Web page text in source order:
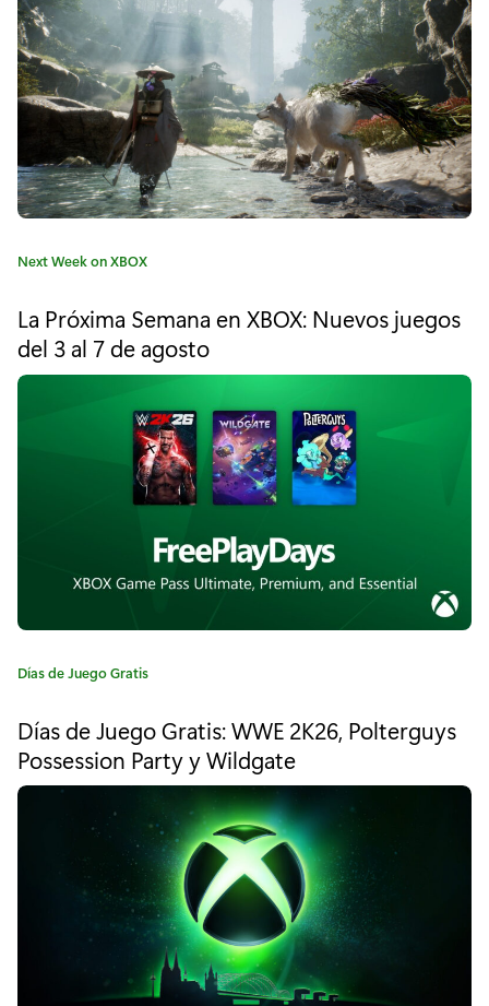
"
¡
L
o
s
a
d
e
j
u
e
g
o
r
a
t
i
s
p
a
r
C
e
g
o
Next Week on XBOX
La Próxima Semana en XBOX: Nuevos juegos
del 3 al 7 de agosto
C
e
g
o
Días de Juego Gratis
Días de Juego Gratis: WWE 2K26, Polterguys
Possession Party y Wildgate